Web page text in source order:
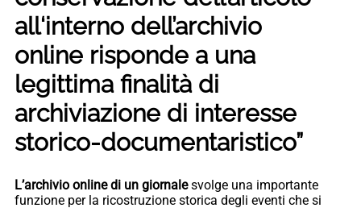
all‘interno dell’archivio
online risponde a una
legittima finalità di
archiviazione di interesse
storico-documentaristico”
L’archivio online di un giornalesvolge una importante
funzione per la ricostruzione storica degli eventi che si